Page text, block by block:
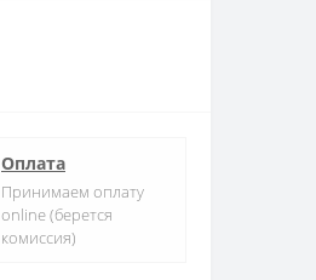
Оплата
Принимаем оплату
online (берется
комиссия)